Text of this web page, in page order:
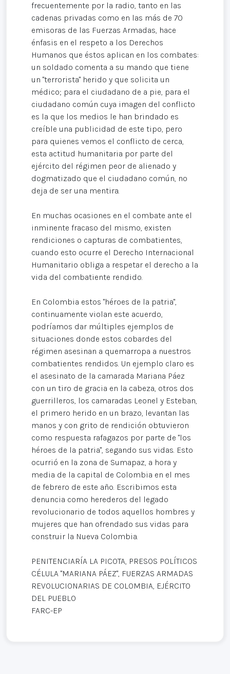
frecuentemente por la radio, tanto en las
cadenas privadas como en las más de 70
emisoras de las Fuerzas Armadas, hace
énfasis en el respeto a los Derechos
Humanos que éstos aplican en los combates:
un soldado comenta a su mando que tiene
un "terrorista" herido y que solicita un
médico; para el ciudadano de a pie, para el
ciudadano común cuya imagen del conflicto
es la que los medios le han brindado es
creíble una publicidad de este tipo, pero
para quienes vemos el conflicto de cerca,
esta actitud humanitaria por parte del
ejército del régimen peor de alienado y
dogmatizado que el ciudadano común, no
deja de ser una mentira.
En muchas ocasiones en el combate ante el
inminente fracaso del mismo, existen
rendiciones o capturas de combatientes,
cuando esto ocurre el Derecho Internacional
Humanitario obliga a respetar el derecho a la
vida del combatiente rendido.
En Colombia estos "héroes de la patria",
continuamente violan este acuerdo,
podríamos dar múltiples ejemplos de
situaciones donde estos cobardes del
régimen asesinan a quemarropa a nuestros
combatientes rendidos. Un ejemplo claro es
el asesinato de la camarada Mariana Páez
con un tiro de gracia en la cabeza, otros dos
guerrilleros, los camaradas Leonel y Esteban,
el primero herido en un brazo, levantan las
manos y con grito de rendición obtuvieron
como respuesta rafagazos por parte de "los
héroes de la patria", segando sus vidas. Esto
ocurrió en la zona de Sumapaz, a hora y
media de la capital de Colombia en el mes
de febrero de este año. Escribimos esta
denuncia como herederos del legado
revolucionario de todos aquellos hombres y
mujeres que han ofrendado sus vidas para
construir la Nueva Colombia.
PENITENCIARÍA LA PICOTA, PRESOS POLÍTICOS
CÉLULA "MARIANA PÁEZ", FUERZAS ARMADAS
REVOLUCIONARIAS DE COLOMBIA, EJÉRCITO
DEL PUEBLO
FARC-EP